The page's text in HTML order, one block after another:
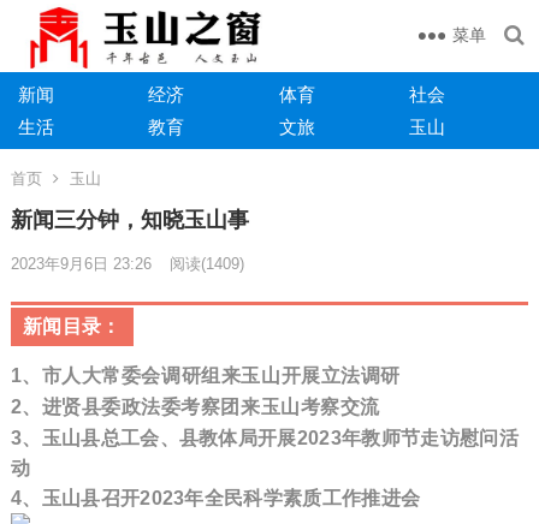
菜单
新闻 经济 体育
社会
生活
教育 文旅 玉山
首页 玉山
​​新闻三分钟，知晓玉山事
2023年9月6日 23:26 阅读(1409)
新闻目录：
1、 市人大常委会调研组来玉山开展立法调研
2、 进贤县委政法委考察团来玉山考察交流
3、 玉山县总工会、县教体局开展2023年教师节走访慰问活
动
4、玉山县召开2023年全民科学素质工作推进会